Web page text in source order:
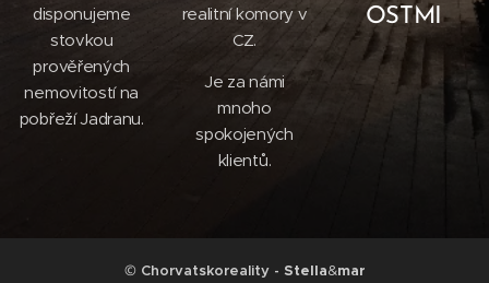
disponujeme
stovkou
prověřených
nemovitostí na
pobřeží Jadranu.
realitní komory v
CZ.
Je za námi
mnoho
spokojených
klientů.
OSTMI
© Chorvatskoreality - Stella&mar